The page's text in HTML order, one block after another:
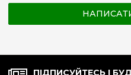
ПІДПИСУЙТЕСЬ І